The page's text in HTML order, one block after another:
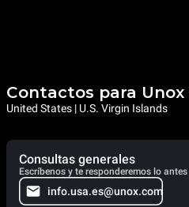
Contactos para Unox
United States | U.S. Virgin Islands
Consultas generales
Escríbenos y te responderemos lo
info.usa.es@unox.com